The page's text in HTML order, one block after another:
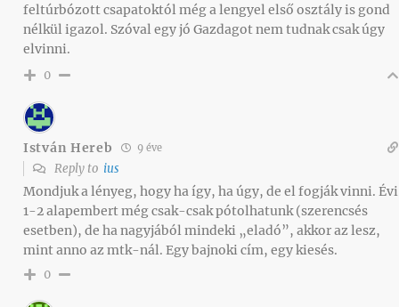
feltúrbózott csapatoktól még a lengyel első osztály is gond
nélkül igazol. Szóval egy jó Gazdagot nem tudnak csak úgy
elvinni.
0
István Hereb 9 éve
Reply to ius
Mondjuk a lényeg, hogy ha így, ha úgy, de el fogják vinni. Évi
1-2 alapembert még csak-csak pótolhatunk (szerencsés
esetben), de ha nagyjából mindeki „eladó”, akkor az lesz,
mint anno az mtk-nál. Egy bajnoki cím, egy kiesés.
0